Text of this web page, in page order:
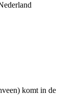
komt in de